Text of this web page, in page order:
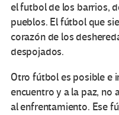
el futbol de los barrios,
pueblos. El fútbol que
corazón de los
despojados.
Otro fútbol es posible e
encuentro y a la paz, no
al enfrentamiento. Ese